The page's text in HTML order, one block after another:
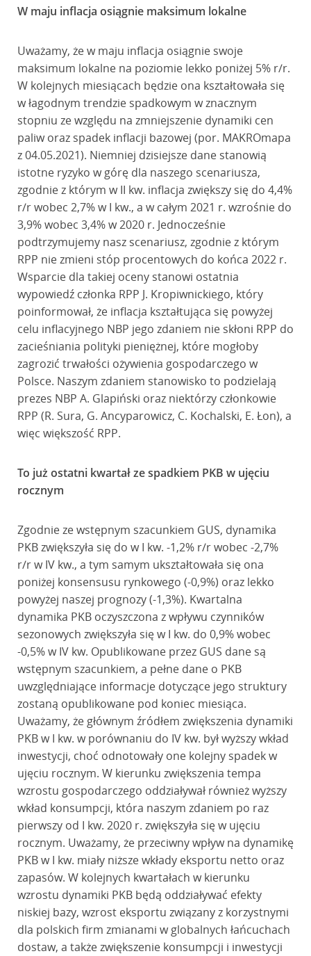
W maju inflacja osiągnie maksimum lokalne
Uważamy, że w maju inflacja osiągnie swoje
maksimum lokalne na poziomie lekko poniżej 5% r/r.
W kolejnych miesiącach będzie ona kształtowała się
w łagodnym trendzie spadkowym w znacznym
stopniu ze względu na zmniejszenie dynamiki cen
paliw oraz spadek inflacji bazowej (por. MAKROmapa
z 04.05.2021). Niemniej dzisiejsze dane stanowią
istotne ryzyko w górę dla naszego scenariusza,
zgodnie z którym w II kw. inflacja zwiększy się do 4,4%
r/r wobec 2,7% w I kw., a w całym 2021 r. wzrośnie do
3,9% wobec 3,4% w 2020 r. Jednocześnie
podtrzymujemy nasz scenariusz, zgodnie z którym
RPP nie zmieni stóp procentowych do końca 2022 r.
Wsparcie dla takiej oceny stanowi ostatnia
wypowiedź członka RPP J. Kropiwnickiego, który
poinformował, że inflacja kształtująca się powyżej
celu inflacyjnego NBP jego zdaniem nie skłoni RPP do
zacieśniania polityki pieniężnej, które mogłoby
zagrozić trwałości ożywienia gospodarczego w
Polsce. Naszym zdaniem stanowisko to podzielają
prezes NBP A. Glapiński oraz niektórzy członkowie
RPP (R. Sura, G. Ancyparowicz, C. Kochalski, E. Łon), a
więc większość RPP.
To już ostatni kwartał ze spadkiem PKB w ujęciu
rocznym
Zgodnie ze wstępnym szacunkiem GUS, dynamika
PKB zwiększyła się do w I kw. -1,2% r/r wobec -2,7%
r/r w IV kw., a tym samym ukształtowała się ona
poniżej konsensusu rynkowego (-0,9%) oraz lekko
powyżej naszej prognozy (-1,3%). Kwartalna
dynamika PKB oczyszczona z wpływu czynników
sezonowych zwiększyła się w I kw. do 0,9% wobec
-0,5% w IV kw. Opublikowane przez GUS dane są
wstępnym szacunkiem, a pełne dane o PKB
uwzględniające informacje dotyczące jego struktury
zostaną opublikowane pod koniec miesiąca.
Uważamy, że głównym źródłem zwiększenia dynamiki
PKB w I kw. w porównaniu do IV kw. był wyższy wkład
inwestycji, choć odnotowały one kolejny spadek w
ujęciu rocznym. W kierunku zwiększenia tempa
wzrostu gospodarczego oddziaływał również wyższy
wkład konsumpcji, która naszym zdaniem po raz
pierwszy od I kw. 2020 r. zwiększyła się w ujęciu
rocznym. Uważamy, że przeciwny wpływ na dynamikę
PKB w I kw. miały niższe wkłady eksportu netto oraz
zapasów. W kolejnych kwartałach w kierunku
wzrostu dynamiki PKB będą oddziaływać efekty
niskiej bazy, wzrost eksportu związany z korzystnymi
dla polskich firm zmianami w globalnych łańcuchach
dostaw, a także zwiększenie konsumpcji i inwestycji